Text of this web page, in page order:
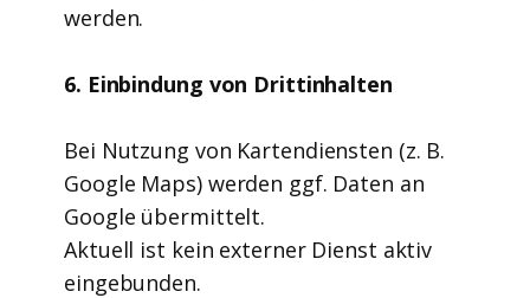
werden.
6. Einbindung von Drittinhalten
Bei Nutzung von Kartendiensten (z. B.
Google Maps) werden ggf. Daten an
Google übermittelt.
Aktuell ist kein externer Dienst aktiv
eingebunden.